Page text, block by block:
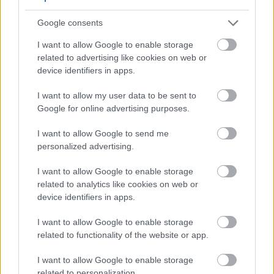
Google consents
I want to allow Google to enable storage
related to advertising like cookies on web or
device identifiers in apps.
I want to allow my user data to be sent to
Google for online advertising purposes.
I want to allow Google to send me
personalized advertising.
I want to allow Google to enable storage
related to analytics like cookies on web or
device identifiers in apps.
I want to allow Google to enable storage
related to functionality of the website or app.
I want to allow Google to enable storage
Uslovi uzgoja: Puno sunce do djelomične sjene;
vlažno, dobro drenirano tlo
Posebne karakteristike: Ekstremna otpornost
na hladnoću, atraktivan piramidalni oblik
Nekoliko hibrida sa žutim cvjetovima razvijeno je
koristeći magnoliju krastavca kao roditeljsku sortu,
uključujući 'Butterflies', 'Yellow Bird' i 'Gold Star',
cvjetovima.